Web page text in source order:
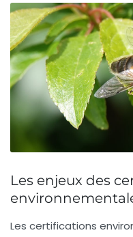
Les enjeux des
Les certifications